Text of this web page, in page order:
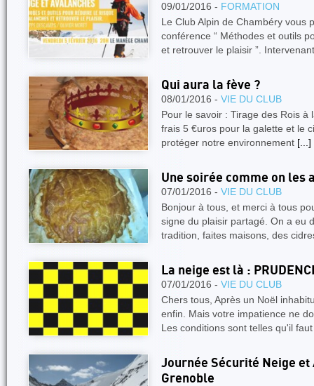
09/01/2016 - FORMATION
Le Club Alpin de Chambéry vous
conférence “ Méthodes et outils
et retrouver le plaisir ”.
Qui aura la fève ?
08/01/2016 - VIE DU CLUB
Pour le savoir : Tirage des Rois
frais 5 €uros pour la galette et le
protéger notre environnement [...]
Une soirée comme on les
07/01/2016 - VIE DU CLUB
Bonjour à tous, et merci à tous
signe du plaisir partagé. On a eu
tradition, faites maisons, des
La neige est là :
07/01/2016 - VIE DU CLUB
Chers tous, Après un Noël
enfin. Mais votre impatience ne
Les conditions sont telles qu'il
Journée Sécurité Neige
Grenoble